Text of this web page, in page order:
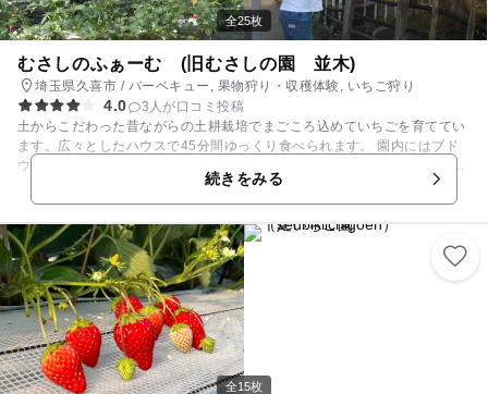
全25枚
むさしのふぁーむ (旧むさしの園 並木)
埼玉県久喜市 / バーベキュー, 果物狩り・収穫体験, いちご狩り
4.0
3人が口コミ投稿
土からこだわった昔ながらの土耕栽培でまごころ込めていちごを育ててい
ます。広々としたハウスで45分間ゆっくり食べられます。 園内にはブド
ウ畑が広がり、やぎ、うさぎなどの動物たちと触れ合え、その他、木製の
ブランコや鉄棒、小さなお子様向けの遊具もございます。 売店内外には休
憩スペース、ハンモックやブランコがあり、体験前後もゆっくりお過ごし
いただけます。 近隣には大型ショッピングモールや公園、温泉もありま
す。 【果物狩りカレンダー】 ■いちご 12月中旬～5月中旬 ※いちごの生
育状況により休園になる場合があります。 オフィシャルFacebook，Insta
gramにて新着情報をご確認ください。
続きをみる
全15枚